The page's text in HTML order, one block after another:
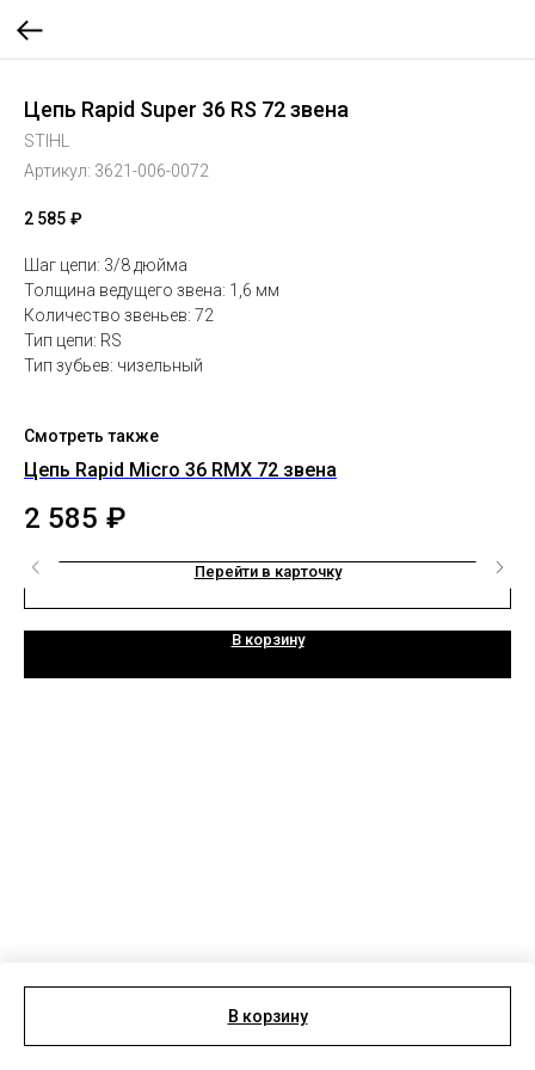
Цепь Rapid Super 36 RS 72 звена
STIHL
Артикул: 3621-006-0072
2 585 ₽
В корзину
Шаг цепи: 3/8 дюйма
Толщина ведущего звена: 1,6 мм
Количество звеньев: 72
Тип цепи: RS
Тип зубьев: чизельный
Смотреть также
Цепь Rapid Micro 36 RMX 72 звена
2 585 ₽
Перейти в карточку
В корзину